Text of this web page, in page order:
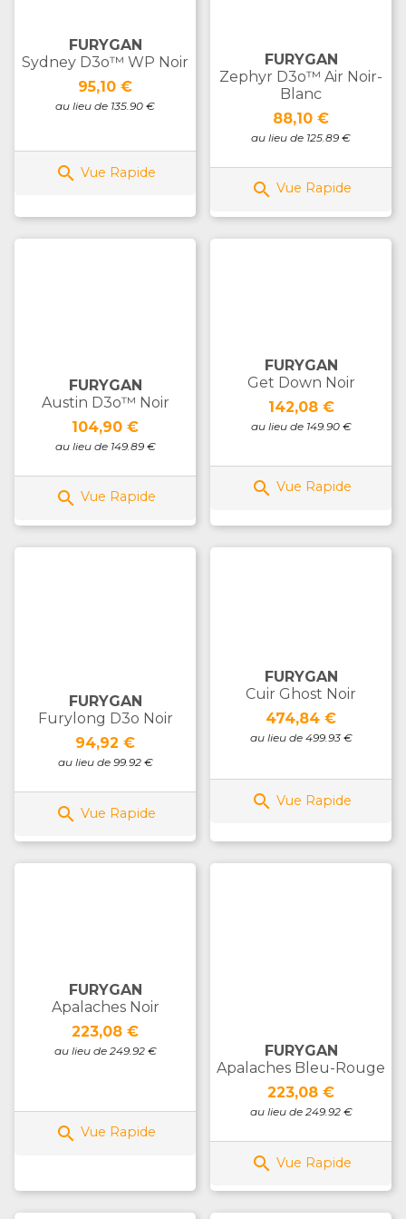
FURYGAN
Sydney D3o™ WP Noir
Prix
95,10 €
au lieu de 135.90 €
 Vue Rapide
FURYGAN
Zephyr D3o™ Air Noir-
Blanc
Prix
88,10 €
au lieu de 125.89 €
 Vue Rapide
FURYGAN
Austin D3o™ Noir
Prix
104,90 €
au lieu de 149.89 €
 Vue Rapide
FURYGAN
Get Down Noir
Prix
142,08 €
au lieu de 149.90 €
 Vue Rapide
FURYGAN
Furylong D3o Noir
Prix
94,92 €
au lieu de 99.92 €
 Vue Rapide
FURYGAN
Cuir Ghost Noir
Prix
474,84 €
au lieu de 499.93 €
 Vue Rapide
FURYGAN
Apalaches Noir
Prix
223,08 €
au lieu de 249.92 €
 Vue Rapide
FURYGAN
Apalaches Bleu-Rouge
Prix
223,08 €
au lieu de 249.92 €
 Vue Rapide